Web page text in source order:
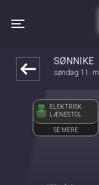
Toggle
SØNNIKE
søndag 11.
ELEKTRISK
LÆNESTOL
SE MERE